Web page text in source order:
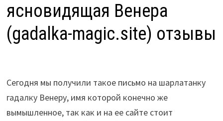
ясновидящая Венера
(gadalka-magic.site) отзывы
Сегодня мы получили такое письмо на шарлатанку
гадалку Венеру, имя которой конечно же
вымышленное, так как и на ее сайте стоит